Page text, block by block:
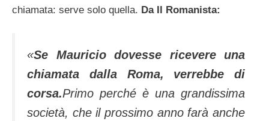
chiamata: serve solo quella. Da Il Romanista:
«Se Mauricio dovesse ricevere una
chiamata dalla Roma, verrebbe di
corsa.Primo perché è una grandissima
società, che il prossimo anno farà anche